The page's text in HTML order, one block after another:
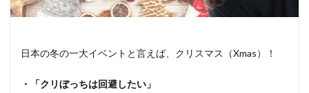
日本の冬の一大イベントと言えば、クリスマス（Xmas）！
・「クリぼっちは回避したい」